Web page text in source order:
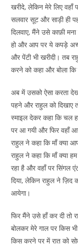
खरीदे, लेकिन मेरे लिए
सलवार सूट और साड़ी ही
दिलवाए, मैंने उसे काफ़ी
हो और आप पर ये कपड़े
और पेंटी भी खरीदी। तब
करने को कहा और बोला
अब में उसको ऐसा करता
पहने और राहुल को दिखाए
स्माइल देकर कहा कि चल
पर आ गयी और फिर वहाँ
राहुल ने कहा कि माँ क्या
राहुल ने कहा कि माँ क्या
रहा है और वहाँ पर सिंगल
दिया, लेकिन राहुल ने ज़िद
आयेगा।
फिर मैंने उसे हाँ कर दी
बोलकर मेरे गाल पर किस
किस करने पर में रात को